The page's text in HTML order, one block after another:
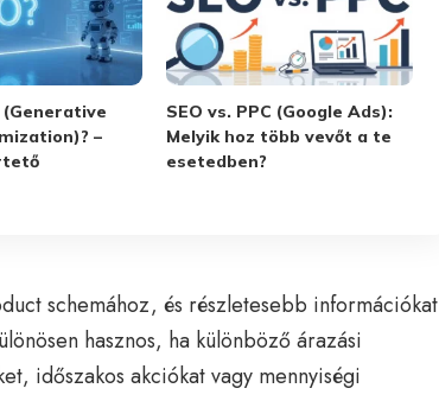
(Generative
–
SEO vs. PPC (Google Ads):
Melyik hoz több vevőt a te
esetedben?
schemához, és részletesebb információkat
hasznos, ha különböző árazási
időszakos akciókat vagy mennyiségi